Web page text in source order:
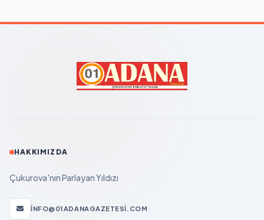
HAKKIMIZDA
Çukurova'nın Parlayan Yıldızı
INFO@01ADANAGAZETESI.COM